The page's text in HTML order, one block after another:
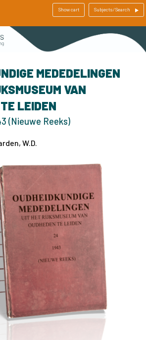
Show cart Subjects/Search
MEDEDELINGEN
VAN
LEIDEN
(Nieuwe Reeks)
W.D.